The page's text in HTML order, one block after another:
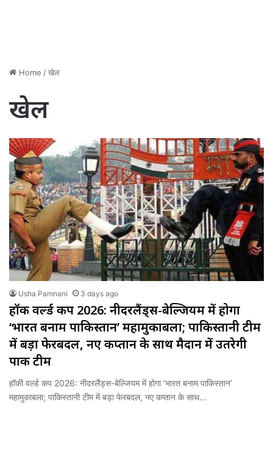
Home /खेल
खेल
Usha Pamnani 3 days ago
हॉकी वर्ल्ड कप 2026: नीदरलैंड्स-बेल्जियम में होगा
‘भारत बनाम पाकिस्तान’ महामुकाबला; पाकिस्तानी टीम
में बड़ा फेरबदल, नए कप्तान के साथ मैदान में उतरेगी
पाक टीम
हॉकी वर्ल्ड कप 2026: नीदरलैंड्स-बेल्जियम में होगा ‘भारत बनाम पाकिस्तान’
महामुकाबला; पाकिस्तानी टीम में बड़ा फेरबदल, नए कप्तान के साथ…